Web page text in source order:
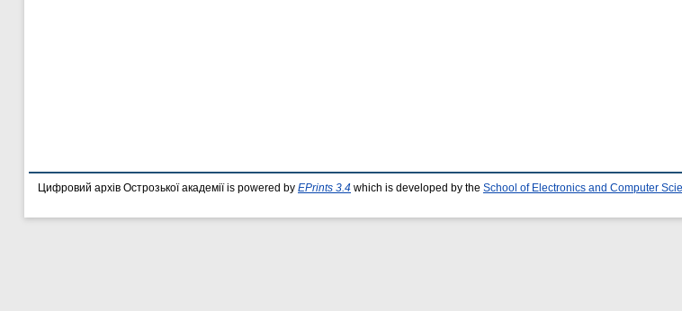
Цифровий архів Острозької академії is powered by EPrints 3.4 which is developed by the School of Electronics and Computer